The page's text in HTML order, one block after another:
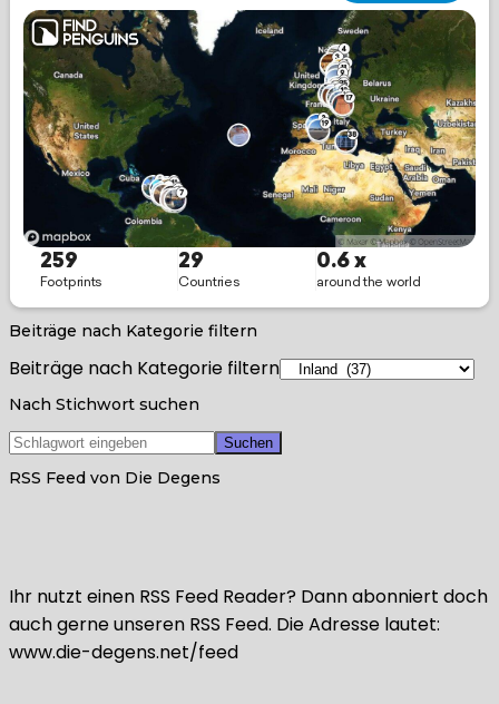
Beiträge nach Kategorie filtern
Beiträge nach Kategorie filtern
Nach Stichwort suchen
RSS Feed von Die Degens
Ihr nutzt einen RSS Feed Reader? Dann abonniert doch
auch gerne unseren RSS Feed. Die Adresse lautet:
www.die-degens.net/feed